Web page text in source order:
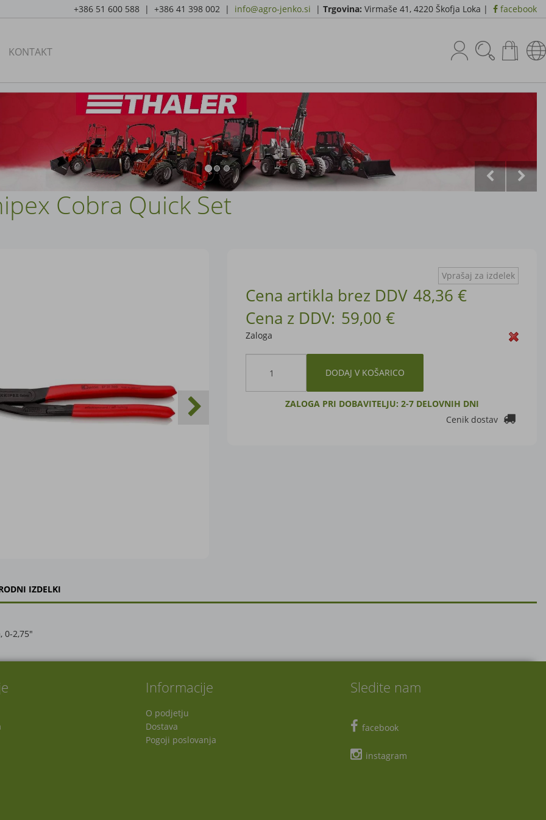
+386 51 600 588 | +386 41 398 002 | info@agro-jenko.si | Trgovina: Virmaše 41, 4220 Škofja Loka | facebook
KONTAKT
Cobra Quick Set
Vprašaj za izdelek
Cena artikla brez DDV 48,36 €
Cena z DDV: 59,00 €
Zaloga
DODAJ V KOŠARICO
ZALOGA PRI DOBAVITELJU: 2-7 DELOVNIH DNI
Cenik dostav
IZDELKI
0-2,75"
Informacije
O podjetju
Dostava
Pogoji poslovanja
Sledite nam
facebook
instagram